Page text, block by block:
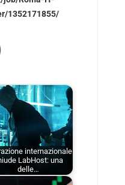
1352171855/
internazionale
LabHost: una
delle…